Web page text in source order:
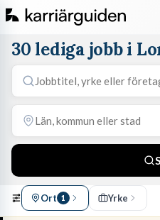
30 lediga jobb i
Ort 1 Yrke